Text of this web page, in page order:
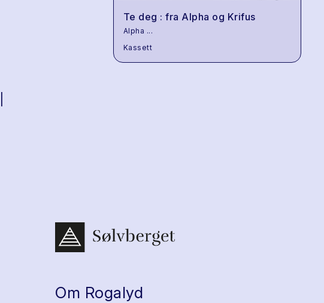
Te deg : fra Alpha og Krifus
Alpha ...
Kassett
Om Rogalyd